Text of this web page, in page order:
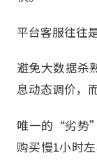
平台客服往往
避免大数据杀
息动态调价，
唯一的“劣势
购买慢1小时